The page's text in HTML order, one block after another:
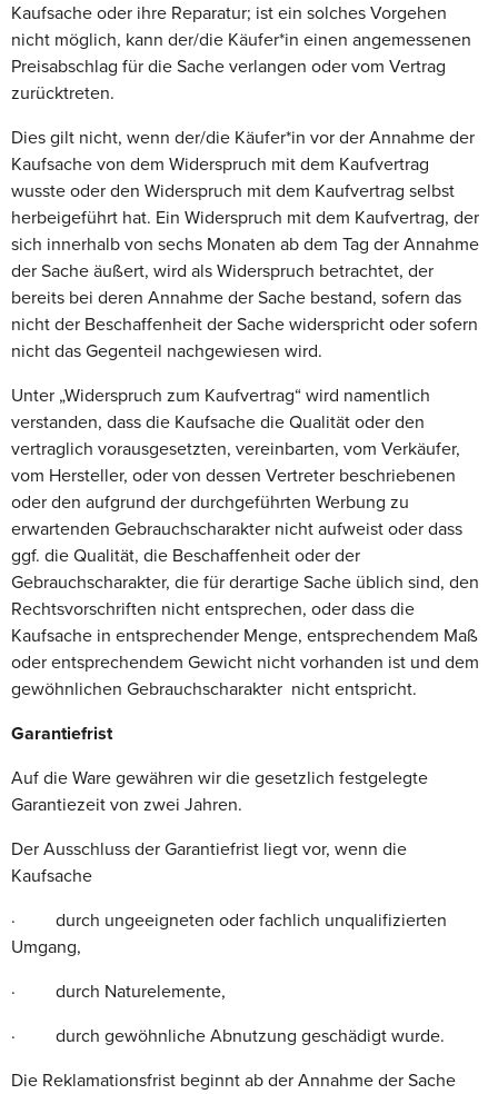
Kaufsache oder ihre Reparatur; ist ein solches Vorgehen
nicht möglich, kann der/die Käufer*in einen angemessenen
Preisabschlag für die Sache verlangen oder vom Vertrag
zurücktreten.
Dies gilt nicht, wenn der/die Käufer*in vor der Annahme der
Kaufsache von dem Widerspruch mit dem Kaufvertrag
wusste oder den Widerspruch mit dem Kaufvertrag selbst
herbeigeführt hat. Ein Widerspruch mit dem Kaufvertrag, der
sich innerhalb von sechs Monaten ab dem Tag der Annahme
der Sache äußert, wird als Widerspruch betrachtet, der
bereits bei deren Annahme der Sache bestand, sofern das
nicht der Beschaffenheit der Sache widerspricht oder sofern
nicht das Gegenteil nachgewiesen wird.
Unter „Widerspruch zum Kaufvertrag“ wird namentlich
verstanden, dass die Kaufsache die Qualität oder den
vertraglich vorausgesetzten, vereinbarten, vom Verkäufer,
vom Hersteller, oder von dessen Vertreter beschriebenen
oder den aufgrund der durchgeführten Werbung zu
erwartenden Gebrauchscharakter nicht aufweist oder dass
ggf. die Qualität, die Beschaffenheit oder der
Gebrauchscharakter, die für derartige Sache üblich sind, den
Rechtsvorschriften nicht entsprechen, oder dass die
Kaufsache in entsprechender Menge, entsprechendem Maß
oder entsprechendem Gewicht nicht vorhanden ist und dem
gewöhnlichen Gebrauchscharakter nicht entspricht.
Garantiefrist
Auf die Ware gewähren wir die gesetzlich festgelegte
Garantiezeit von zwei Jahren.
Der Ausschluss der Garantiefrist liegt vor, wenn die
Kaufsache
· durch ungeeigneten oder fachlich unqualifizierten
Umgang,
· durch Naturelemente,
· durch gewöhnliche Abnutzung geschädigt wurde.
Die Reklamationsfrist beginnt ab der Annahme der Sache